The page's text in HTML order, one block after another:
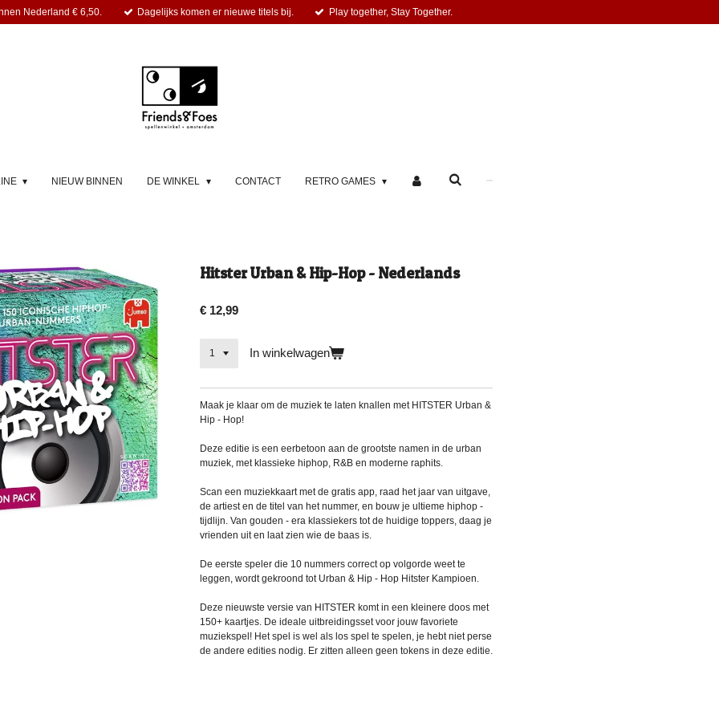
Nederland € 6,50. Dagelijks komen er nieuwe titels bij. Play together, Stay Together.
NIEUW BINNEN DE WINKEL CONTACT RETRO GAMES
Hitster Urban & Hip-Hop - Nederlands
€ 12,99
In winkelwagen
Maak je klaar om de muziek te laten knallen met HITSTER Urban &
Hip - Hop!
Deze editie is een eerbetoon aan de grootste namen in de urban
muziek, met klassieke hiphop, R&B en moderne raphits.
Scan een muziekkaart met de gratis app, raad het jaar van uitgave,
de artiest en de titel van het nummer, en bouw je ultieme hiphop -
tijdlijn. Van gouden - era klassiekers tot de huidige toppers, daag je
vrienden uit en laat zien wie de baas is.
De eerste speler die 10 nummers correct op volgorde weet te
leggen, wordt gekroond tot Urban & Hip - Hop Hitster Kampioen.
Deze nieuwste versie van HITSTER komt in een kleinere doos met
150+ kaartjes. De ideale uitbreidingsset voor jouw favoriete
muziekspel! Het spel is wel als los spel te spelen, je hebt niet perse
de andere edities nodig. Er zitten alleen geen tokens in deze editie.